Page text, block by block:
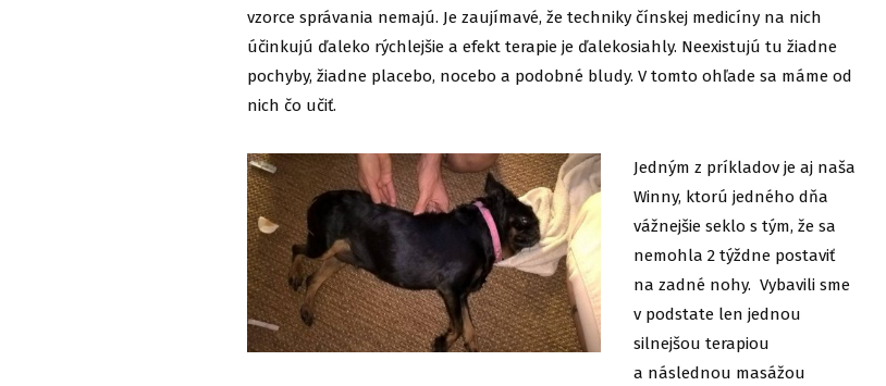
vzorce správania nemajú. Je zaujímavé, že techniky čínskej medicíny na nich
účinkujú ďaleko rýchlejšie a efekt terapie je ďalekosiahly. Neexistujú tu žiadne
pochyby, žiadne placebo, nocebo a podobné bludy. V tomto ohľade sa máme od
nich čo učiť.
Jedným z príkladov je aj naša
Winny, ktorú jedného dňa
vážnejšie seklo s tým, že sa
nemohla 2 týždne postaviť
na zadné nohy. Vybavili sme
v podstate len jednou
silnejšou terapiou
a následnou masážou